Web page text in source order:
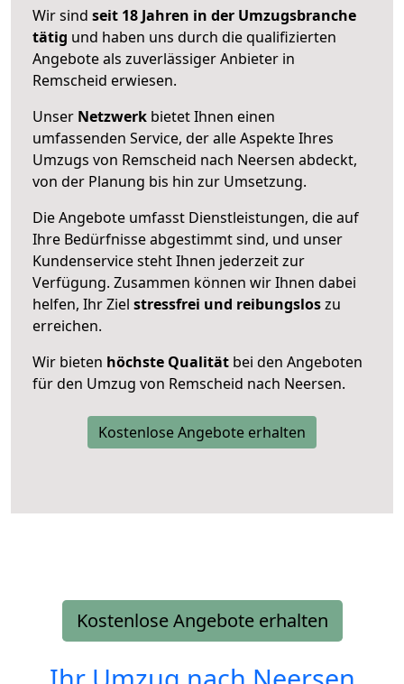
Wir sind seit 18 Jahren in der Umzugsbranche
tätig und haben uns durch die qualifizierten
Angebote als zuverlässiger Anbieter in
Remscheid erwiesen.
Unser Netzwerk bietet Ihnen einen
umfassenden Service, der alle Aspekte Ihres
Umzugs von Remscheid nach Neersen abdeckt,
von der Planung bis hin zur Umsetzung.
Die Angebote umfasst Dienstleistungen, die auf
Ihre Bedürfnisse abgestimmt sind, und unser
Kundenservice steht Ihnen jederzeit zur
Verfügung. Zusammen können wir Ihnen dabei
helfen, Ihr Ziel stressfrei und reibungsloszu
erreichen.
Wir bieten höchste Qualität bei den Angeboten
für den Umzug von Remscheid nach Neersen.
Kostenlose Angebote erhalten
Kostenlose Angebote erhalten